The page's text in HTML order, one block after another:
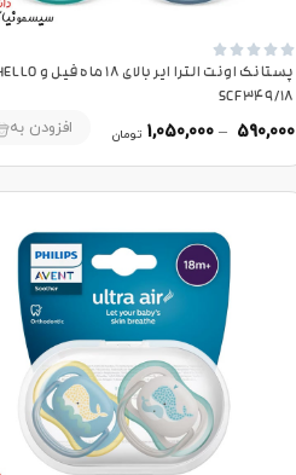





SCF349/18
590,000
–
1,050,000 تومان افزودن به